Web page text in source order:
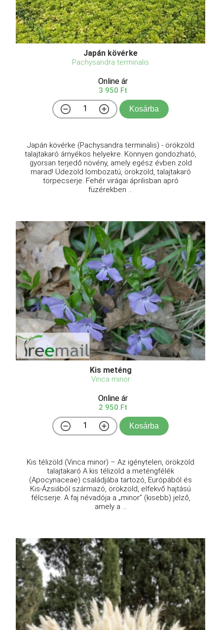
Japán kövérke
Pachysandra terminalis
Online ár
3 950 Ft
Kosárba
Japán kövérke (Pachysandra terminalis) - örökzöld
talajtakaró árnyékos helyekre. Könnyen gondozható,
gyorsan terjedő növény, amely egész évben zöld
marad! Üdezöld lombozatú, örökzöld, talajtakaró
törpecserje. Fehér virágai áprilisban apró
füzérekben ...
Kis meténg
Vinca minor
Online ár
2 950 Ft
Kosárba
Kis télizöld (Vinca minor) – Az igénytelen, örökzöld
talajtakaró A kis télizöld a meténgfélék
(Apocynaceae) családjába tartozó, Európából és
Kis-Ázsiából származó, örökzöld, elfekvő hajtású
félcserje. A faj névadója a „minor” (kisebb) jelző,
amely a ...